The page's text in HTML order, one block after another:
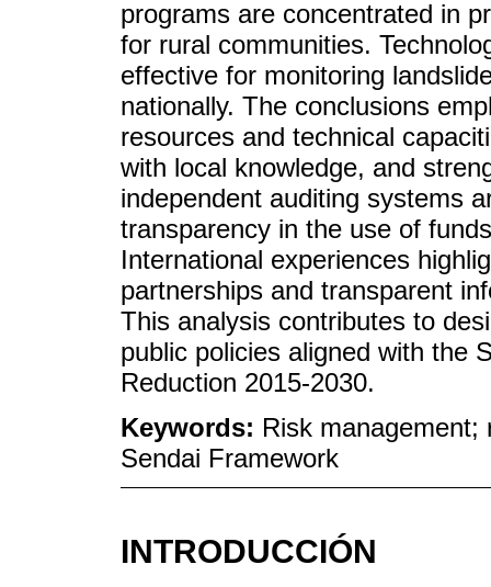
programs are concentrated in
for rural communities.
effective for monitoring
nationally. The conclusions
resources and technical
with local knowledge, and
independent auditing systems
transparency in the use of
International experiences
partnerships and transparent
This analysis contributes to
public policies aligned with the
Reduction 2015-2030.
Keywords: Risk management;
Sendai Framework
INTRODUCCIÓN